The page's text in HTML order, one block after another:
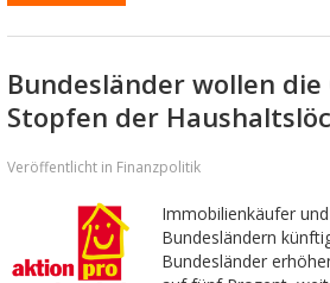
Bundesländer wollen
Stopfen der
Veröffentlicht in Finanzpolitik
Immobilienkäufer
Bundesländern
Bundesländer